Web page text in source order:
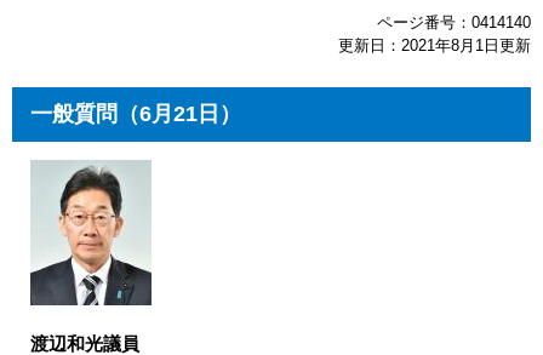
ページ番号：0414140
更新日：2021年8月1日更新
一般質問（6月21日）
渡辺和光議員